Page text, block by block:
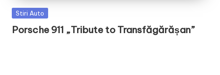
Posted
Stiri Auto
Porsche 911 „Tribute to Transfăgărășan”